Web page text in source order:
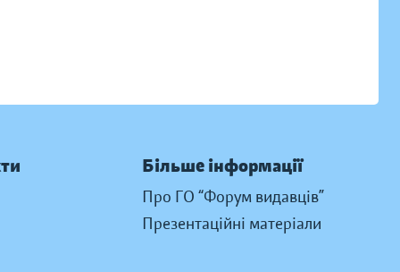
Більше інформації
Про ГО “Форум видавців”
Презентаційні матеріали